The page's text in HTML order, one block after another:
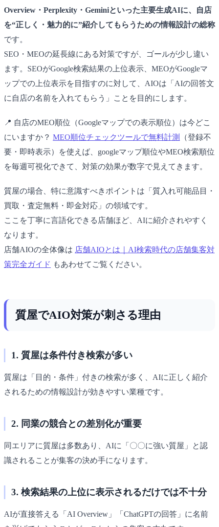
Overview・Perplexity・Geminiといった主要生成AIに、自店
を“正しく・魅力的に”紹介してもらうための情報設計の総称
です。
SEO・MEOの延長線にある対策ですが、ゴールが少し違い
ます。SEOがGoogle検索結果の上位表示、MEOがGoogleマ
ップでの上位表示を目指すのに対して、AIOは「AIの回答文
に自店の名前を入れてもらう」ことを目的にします。
📍 自店のMEO順位（Googleマップでの表示順位）は今どこ
にいますか？ MEO順位チェックツールで無料計測
（登録不
要・即時表示）を使えば、googleマップ順位やMEO検索順位
を毎週可視化できて、対策の効果が数字で見えてきます。
質屋の場合、特に意識すべきポイントは「質入れ可能品目・
買取・査定無料・即金対応」の領域です。
ここを丁寧に言語化できる店舗ほど、AIに紹介されやすく
なります。
店舗AIOの全体像は 店舗AIOとは｜AI検索時代の店舗集客対
策完全ガイド もあわせてご覧ください。
質屋でAIO対策が刺さる理由
1. 質屋は条件付き検索が多い
質屋は「目的・条件」付きの検索が多く、AIに正しく紹介
されるための情報設計が効きやすい業種です。
2. 同業の競合との差別化が重要
同エリアに質屋は多数あり、AIに「〇〇に強い質屋」と認
識されることが集客の決め手になります。
3. 検索結果の上位に表示されるだけでは不十分
AIが直接答える「AI Overview」「ChatGPTの回答」に名前